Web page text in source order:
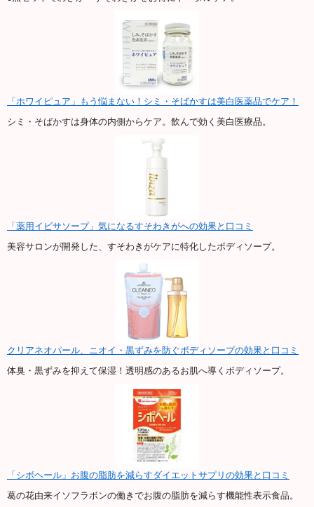
「ホワイピュア」もう悩まない！シミ・そばかすは美白医薬品でケア！
シミ・そばかすは身体の内側からケア。飲んで効く美白医療品。
「薬用イビサソープ」気になるすそわきがへの効果と口コミ
美容サロンが開発した、すそわきがケアに特化したボディソープ。
クリアネオパール、ニオイ・黒ずみを防ぐボディソープの効果と口コミ
体臭・黒ずみを抑えて保湿！透明感のあるお肌へ導くボディソープ。
「シボヘール」お腹の脂肪を減らすダイエットサプリの効果と口コミ
葛の花由来イソフラボンの働きでお腹の脂肪を減らす機能性表示食品。